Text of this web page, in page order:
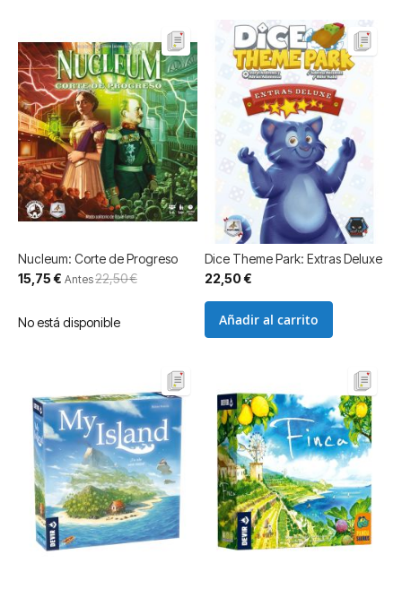
Nucleum: Corte de Progreso
Precio
especial
15,75 € Antes22,50 €
No está disponible
Dice Theme Park: Extras Deluxe
22,50 €
Añadir al carrito